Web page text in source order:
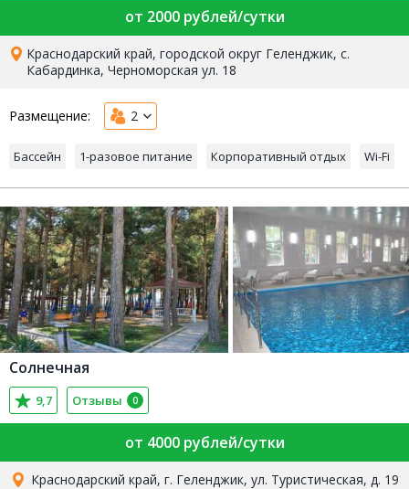
от 2000 рублей/сутки
Краснодарский край, городской округ Геленджик, с.
Кабардинка, Черноморская ул. 18
Размещение: 2
Бассейн 1-разовое питание Корпоративный отдых Wi-Fi
Солнечная
9,7 Отзывы 0
от 4000 рублей/сутки
Краснодарский край, г. Геленджик, ул. Туристическая, д. 19